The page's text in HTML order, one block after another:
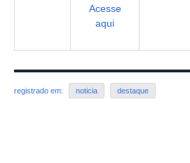
Acesse
aqui
registrado em: noticia destaque